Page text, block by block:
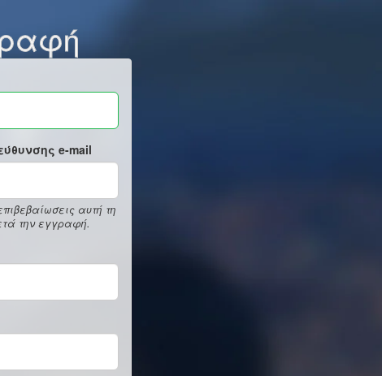
e-mail
αυτή τη
την εγγραφή.